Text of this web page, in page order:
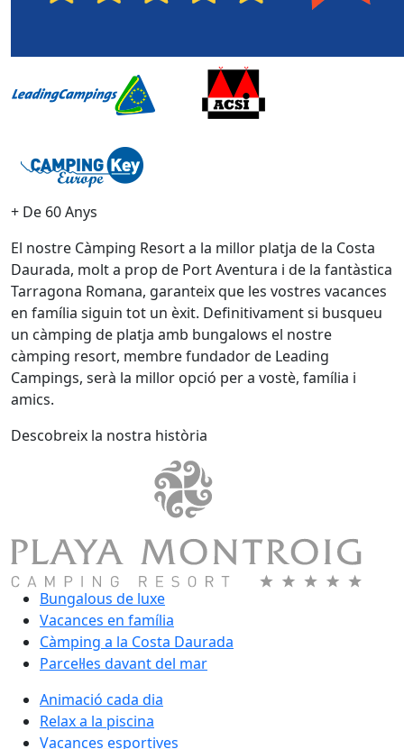
+ De 60 Anys
El nostre Càmping Resort a la millor platja de la Costa
Daurada, molt a prop de Port Aventura i de la fantàstica
Tarragona Romana, garanteix que les vostres vacances
en família siguin tot un èxit. Definitivament si busqueu
un càmping de platja amb bungalows el nostre
càmping resort, membre fundador de Leading
Campings, serà la millor opció per a vostè, família i
amics.
Descobreix la nostra història
Bungalous de luxe
Vacances en família
Càmping a la Costa Daurada
Parcel·les davant del mar
Animació cada dia
Relax a la piscina
Vacances esportives